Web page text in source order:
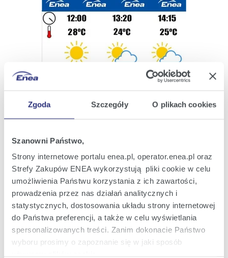
Zgoda Szczegóły O plikach cookies
Szanowni Państwo,
Strony internetowe portalu enea.pl, operator.enea.pl oraz
Strefy Zakupów ENEA wykorzystują pliki cookie w celu
umożliwienia Państwu korzystania z ich zawartości,
prowadzenia przez nas działań analitycznych i
statystycznych, dostosowania układu strony internetowej
do Państwa preferencji, a także w celu wyświetlania
spersonalizowanych treści. Zanim dokonacie Państwo
wyboru prosimy o zapoznanie się w jaki sposób